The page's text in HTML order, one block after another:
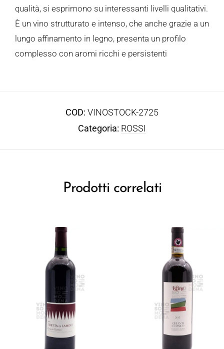
qualità, si esprimono su interessanti livelli qualitativi.
È un vino strutturato e intenso, che anche grazie a un
lungo affinamento in legno, presenta un profilo
complesso con aromi ricchi e persistenti
COD: VINOSTOCK-2725
Categoria: ROSSI
Prodotti correlati